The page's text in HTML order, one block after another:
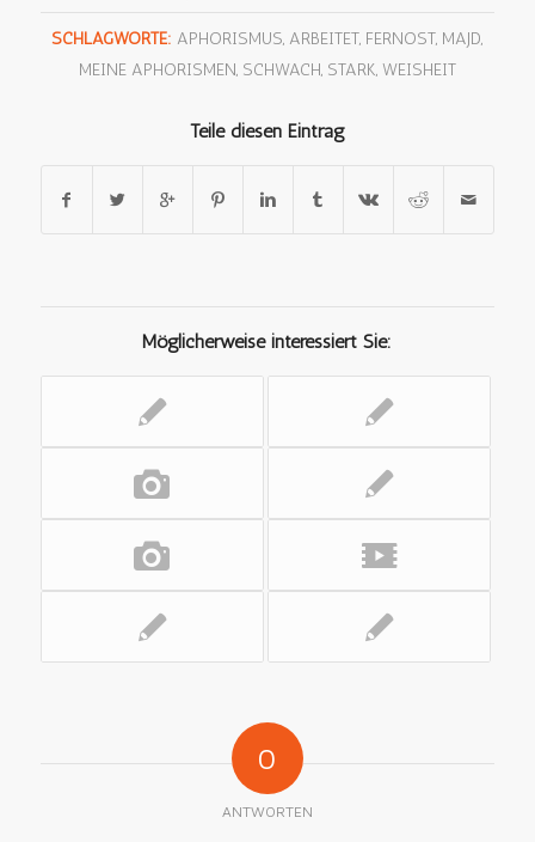
SCHLAGWORTE: APHORISMUS ARBEITET FERNOST MAJD
MEINE APHORISMEN SCHWACH STARK WEISHEIT
Teile diesen Eintrag
Möglicherweise interessiert Sie:
0
ANTWORTEN